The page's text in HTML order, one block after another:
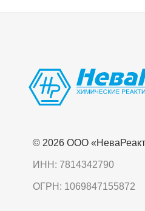
© 2026 OOO
ИНН: 7814342790
ОГРН: 1069847155872